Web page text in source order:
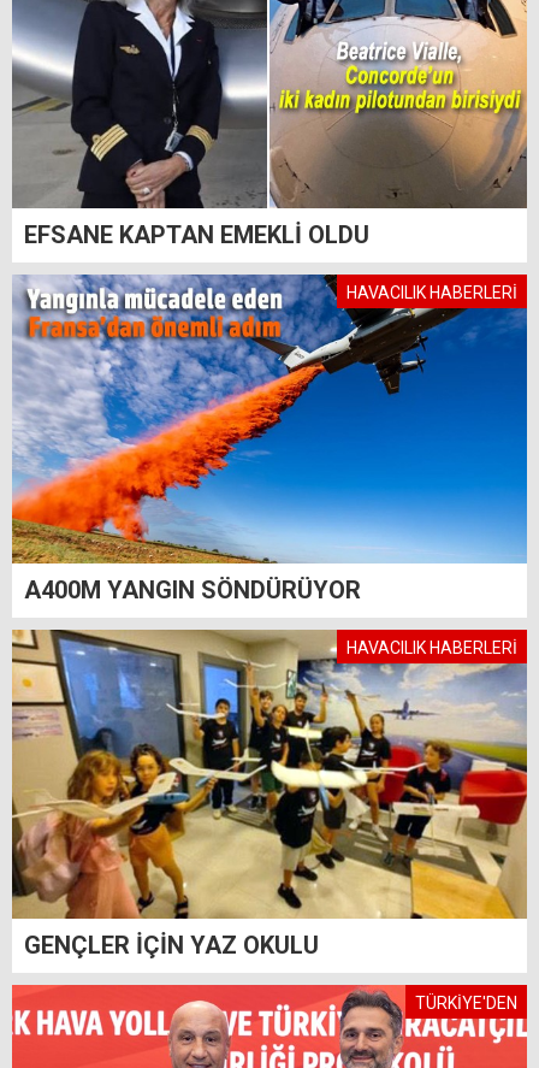
EFSANE KAPTAN EMEKLİ OLDU
HAVACILIK HABERLERİ
A400M YANGIN SÖNDÜRÜYOR
HAVACILIK HABERLERİ
GENÇLER İÇİN YAZ OKULU
TÜRKİYE'DEN